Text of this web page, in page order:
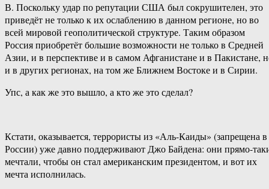
В. Поскольку удар по репутации США был сокрушителен, это
приведёт не только к их ослаблению в данном регионе, но во
всей мировой геополитической структуре. Таким образом
Россия приобретёт большие возможности не только в Средней
Азии, и в перспективе и в самом Афганистане и в Пакистане,
и в других регионах, на том же Ближнем Востоке и в Сирии.
Упс, а как же это вышло, а кто же это сделал?
Кстати, оказывается, террористы из «Аль-Каиды» (запрещена в
России) уже давно поддерживают Джо Байдена: они прямо-
мечтали, чтобы он стал американским президентом, и вот их
мечта исполнилась.